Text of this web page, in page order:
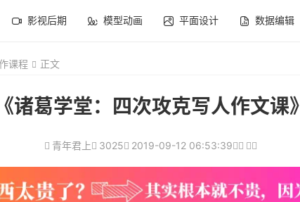
影视后期 模型动画 平面设计 数据编辑
课程 正文
《诸葛学堂：四次攻克写人作文课》
青年君上 3025 2019-09-12 06:53:39